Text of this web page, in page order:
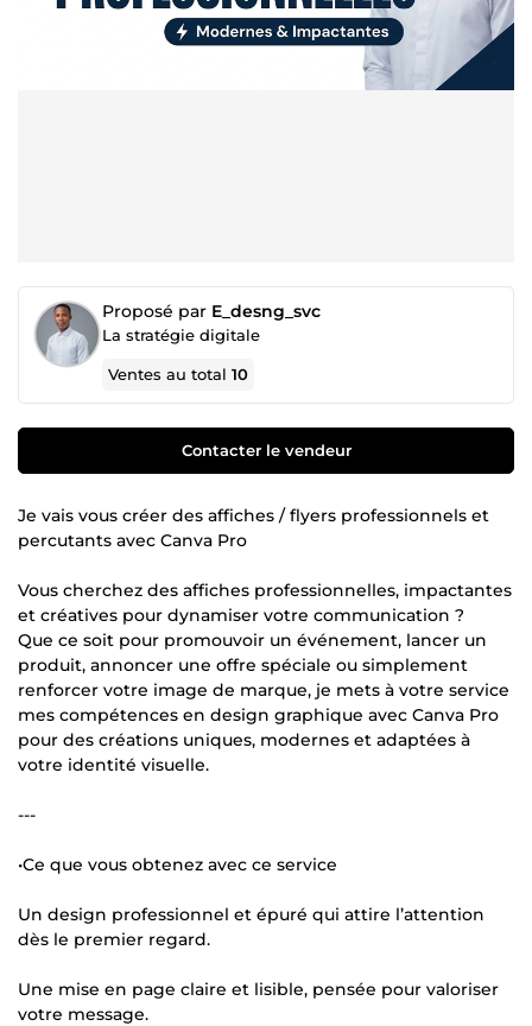
Proposé par E_desng_svc
La stratégie digitale
Ventes au total10
Contacter le vendeur
Je vais vous créer des affiches / flyers professionnels et
percutants avec Canva Pro
Vous cherchez des affiches professionnelles, impactantes
et créatives pour dynamiser votre communication ?
Que ce soit pour promouvoir un événement, lancer un
produit, annoncer une offre spéciale ou simplement
renforcer votre image de marque, je mets à votre service
mes compétences en design graphique avec Canva Pro
pour des créations uniques, modernes et adaptées à
votre identité visuelle.
---
•Ce que vous obtenez avec ce service
Un design professionnel et épuré qui attire l’attention
dès le premier regard.
Une mise en page claire et lisible, pensée pour valoriser
votre message.